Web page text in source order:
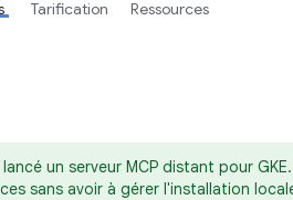
lancé un serveur MCP distant pour
sans avoir à gérer l'installation
Tarification Ressources